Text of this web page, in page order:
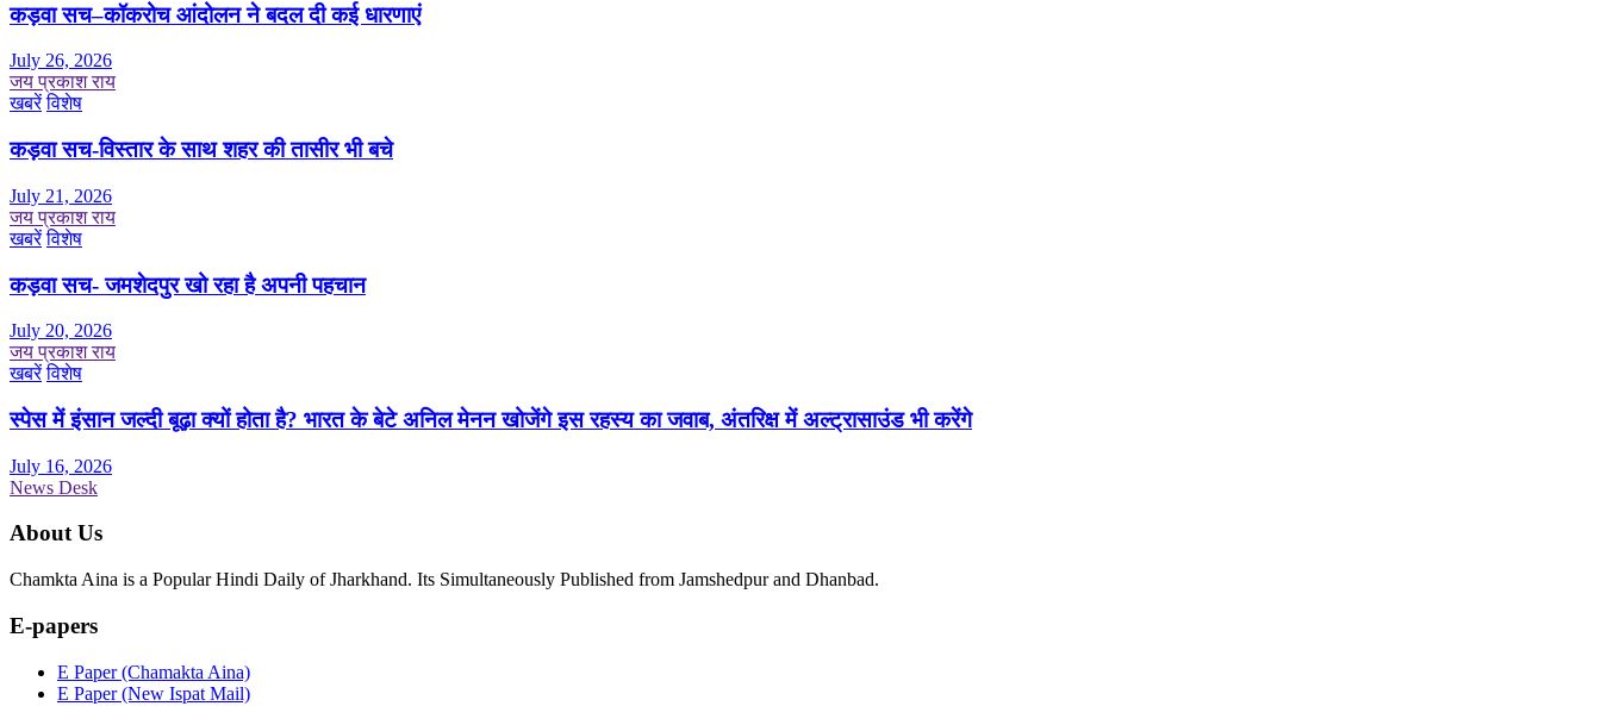
कड़वा सच–कॉकरोच आंदोलन ने बदल दी कई धारणाएं
July 26, 2026
जय प्रकाश राय
खबरें विशेष
कड़वा सच-विस्तार के साथ शहर की तासीर भी बचे
July 21, 2026
जय प्रकाश राय
खबरें विशेष
कड़वा सच- जमशेदपुर खो रहा है अपनी पहचान
July 20, 2026
जय प्रकाश राय
खबरें विशेष
स्पेस में इंसान जल्दी बूढ़ा क्यों होता है? भारत के बेटे अनिल मेनन खोजेंगे इस रहस्य का जवाब, अंतरिक्ष में अल्ट्रासाउंड भी करेंगे
July 16, 2026
News Desk
About Us
Chamkta Aina is a Popular Hindi Daily of Jharkhand. Its Simultaneously Published from Jamshedpur and Dhanbad.
E-papers
E Paper (Chamakta Aina)
E Paper (New Ispat Mail)